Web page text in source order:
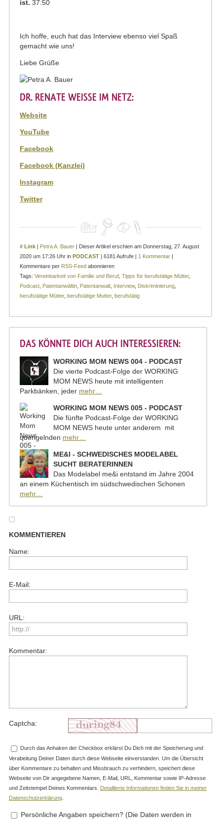
ist. 37:50
Ich hoffe, euch hat das Interview ebenso viel Spaß
gemacht wie uns!
Liebe Grüße
DR. RENATE WEISSE IM NETZ:
Website
YouTube
Facebook
Facebook (Kanzlei)
Instagram
Twitter
# Link | Petra A. Bauer | Dieser Artikel erschien am Donnerstag, 27. August
2020 um 17:26 Uhr in PODCAST | 6181 Aufrufe | 1 Kommentar |
Kommentare per RSS-Feed abonnieren
Tags: Vereinbarkeit von Familie und Beruf Tipps für berufstätige Mütter,
Podcast Patentanwältin Patentanwalt Interview, Diskriminierung
berufstätige Mütter, berufstätige Mutter, berufstätig
DAS KÖNNTE DICH AUCH INTERESSIEREN:
WORKING MOM NEWS 004 - PODCAST
Die vierte Podcast-Folge der WORKING
MOM NEWS heute mit intelligenten
Parkbänken, jeder mehr…
WORKING MOM NEWS 005 - PODCAST
Die fünfte Podcast-Folge der WORKING
MOM NEWS heute unter anderem mit
quengelnden mehr…
ME&I - SCHWEDISCHES MODELABEL
SUCHT BERATERINNEN
Das Modelabel me&i entstand im Jahre 2004
an einem Küchentisch im südschwedischen Schonen
mehr…
KOMMENTIEREN
Name:
E-Mail:
URL:
Kommentar:
Captcha:
Durch das Anhaken der Checkbox erklärst Du Dich mit der Speicherung und
Verabeitung Deiner Daten durch diese Webseite einverstanden. Um die Übersicht
über Kommentare zu behalten und Missbrauch zu verhindern, speichert diese
Webseite von Dir angegebene Namen, E-Mail, URL, Kommentar sowie IP-Adresse
und Zeitstempel Deines Kommentars. Detaillierte Informationen finden Sie in meiner
Datenschutzerklärung
Persönliche Angaben speichern? (Die Daten werden in